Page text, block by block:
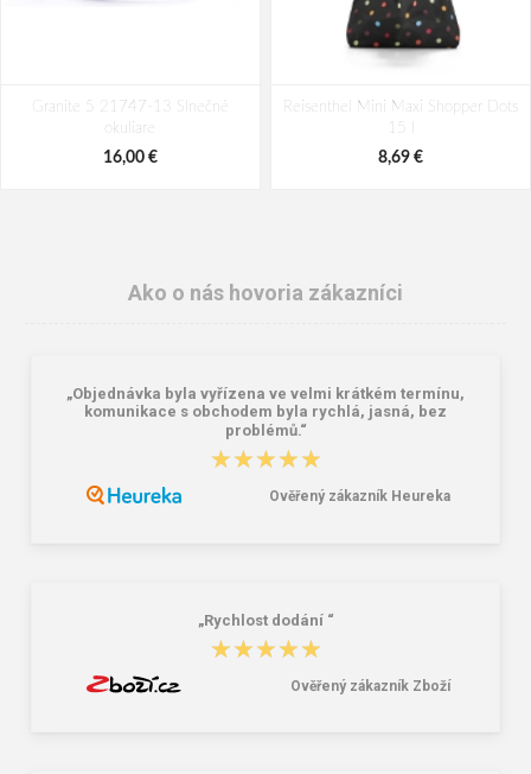
Granite 5 21747-13 Slnečné
okuliare
16,00 €
Reisenthel Mini Maxi Shopper Dots
15 l
8,69 €
Lee Cooper LCW-26-07-4152M
Pánske šľapky čierne
0052 čierna
Ako o nás hovoria zákazníci
„Objednávka byla vyřízena ve velmi krátkém termínu,
komunikace s obchodem byla rychlá, jasná, bez
problémů.“
★★★★★
★★★★★
Ověřený zákazník Heureka
„Rychlost dodání “
★★★★★
★★★★★
Ověřený zákazník Zboží